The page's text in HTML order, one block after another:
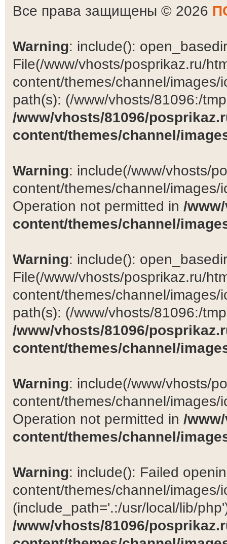
Все права защищены © 2026
Warning: include():
File(/www/vhosts/posprikaz.ru/
content/themes/channel/
path(s): (/www/vhosts/81096:/
/www/vhosts/81096/
content/themes/channel/
Warning: include(/www/vhosts/
content/themes/channel/
Operation not permitted in /
content/themes/channel/
Warning: include():
File(/www/vhosts/posprikaz.ru/
content/themes/channel/
path(s): (/www/vhosts/81096:/
/www/vhosts/81096/
content/themes/channel/
Warning: include(/www/vhosts/
content/themes/channel/
Operation not permitted in /
content/themes/channel/
Warning: include(): Failed
content/themes/channel/images/
(include_path='.:/usr/local/lib/
/www/vhosts/81096/